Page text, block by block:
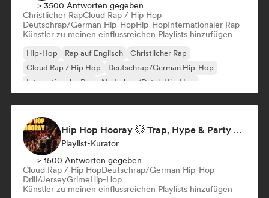
> 3500 Antworten gegeben
Christlicher RapCloud Rap / Hip Hop
Deutschrap/German Hip-HopHip-HopInternationaler Rap
Künstler zu meinen einflussreichen Playlists hinzufügen
Hip-Hop Rap auf Englisch
Christlicher Rap
Cloud Rap / Hip Hop
Deutschrap/German Hip-Hop
Internationaler Rap
Nederhop/Dutch Hip-Hop
Hip Hop Hooray 💥 Trap, Hype & Party Rap Bangers
Playlist-Kurator
> 1500 Antworten gegeben
Cloud Rap / Hip HopDeutschrap/German Hip-Hop
Drill/JerseyGrimeHip-Hop
Künstler zu meinen einflussreichen Playlists hinzufügen